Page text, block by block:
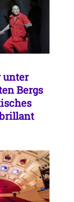
unter
Bergs